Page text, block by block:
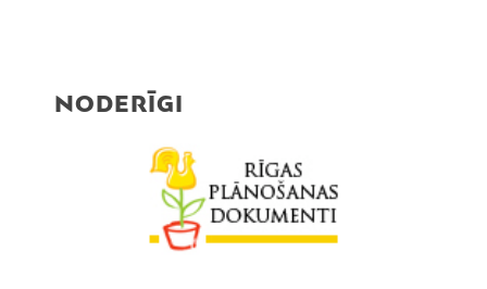
NODERĪGI